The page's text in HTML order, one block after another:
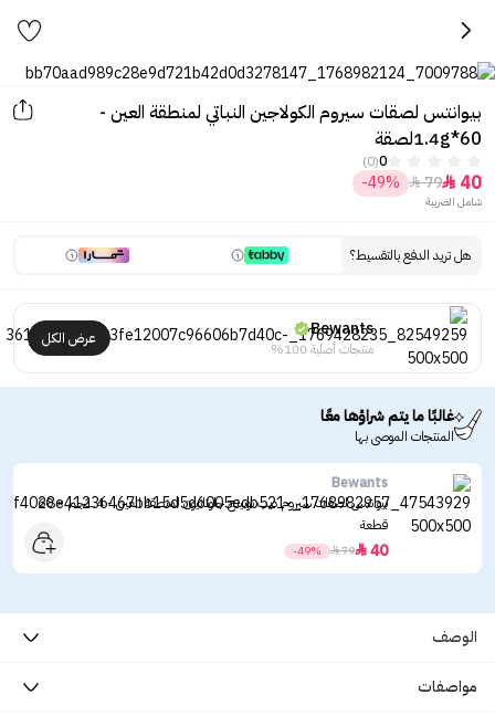
بيوانتس لصقات سيروم الكولاجين النباتي لمنطقة العين -
1.4g*60لصقة
0
(0)
40

79

-49%
شامل الضريبة
هل تريد الدفع بالتقسيط؟
Bewants
منتجات أصلية 100%
عرض الكل
غالبًا ما يتم شراؤها معًا
المنتجات الموصى بها
Bewants
بيوانتس لصقات سيروم ديب تونينج جلوتاثيون لمنطقة العين - 1.4جم × 60
قطعة
40

79

-49%
الوصف
مواصفات